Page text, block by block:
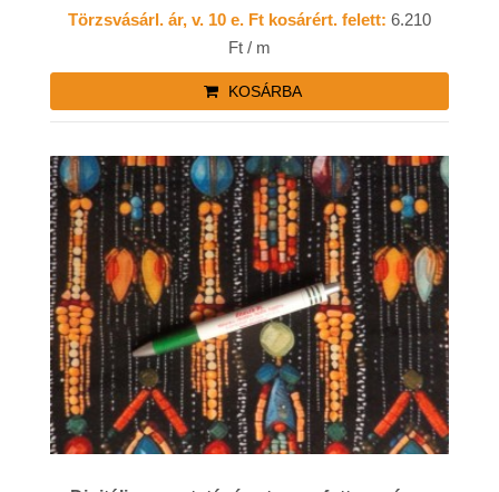
Törzsvásárl. ár, v. 10 e. Ft kosárért. felett: 6.210
Ft / m
KOSÁRBA